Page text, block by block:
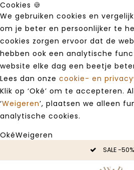
Cookies 🍪
We gebruiken cookies en
om je beter en persoonlijker te
cookies zorgen ervoor dat de
hebben ook een analytische
website elke dag een beetje
Lees dan onze cookie- en
Klik op ‘Oké’ om te accepteren.
‘Weigeren’, plaatsen we alleen
analytische cookies.
OkéWeigeren
SALE -50%